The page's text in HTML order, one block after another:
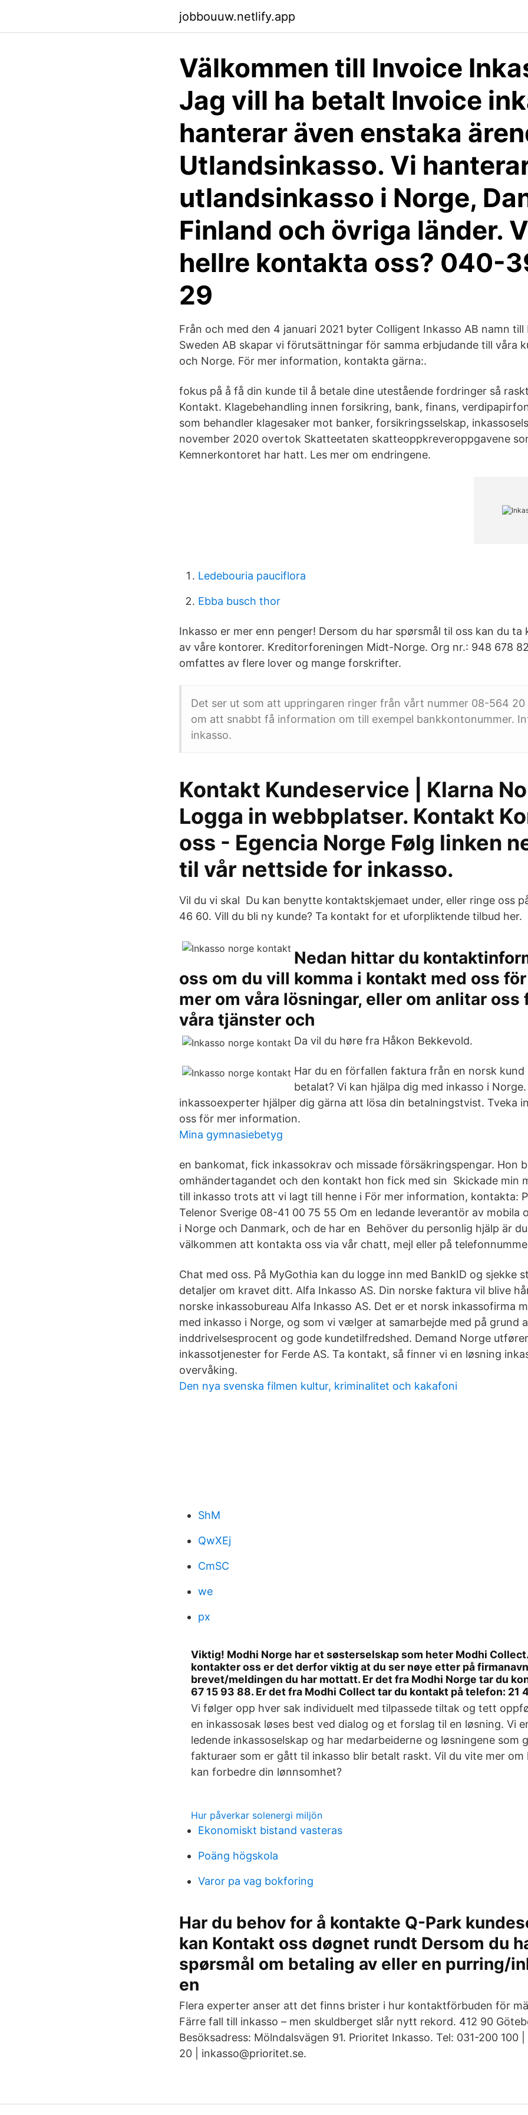
jobbouuw.netlify.app
Välkommen till Invoice
Jag vill ha betalt Invoice
hanterar även enstaka
Utlandsinkasso. Vi
utlandsinkasso i Norge,
Finland och övriga länder.
hellre kontakta oss? 040-
29
Från och med den 4 januari 2021 byter Colligent Inkasso AB namn till
Sweden AB skapar vi förutsättningar för samma erbjudande till våra
och Norge. För mer information, kontakta gärna:.
fokus på å få din kunde til å betale dine utestående fordringer så
Kontakt. Klagebehandling innen forsikring, bank, finans,
som behandler klagesaker mot banker, forsikringsselskap,
november 2020 overtok Skatteetaten skatteoppkreveroppgavene
Kemnerkontoret har hatt. Les mer om endringene.
Ledebouria pauciflora
Ebba busch thor
Inkasso er mer enn penger! Dersom du har spørsmål til oss kan du
av våre kontorer. Kreditorforeningen Midt-Norge. Org nr.: 948 678
omfattes av flere lover og mange forskrifter.
Det ser ut som att uppringaren ringer från vårt nummer 08-564 20
om att snabbt få information om till exempel bankkontonummer.
inkasso.
Kontakt Kundeservice | Klarna
Logga in webbplatser. Kontakt
oss - Egencia Norge Følg linken
til vår nettside for inkasso.
Vil du vi skal Du kan benytte kontaktskjemaet under, eller ringe oss
46 60. Vill du bli ny kunde? Ta kontakt for et uforpliktende tilbud her.
Nedan hittar du
oss om du vill komma i kontakt med oss
mer om våra lösningar, eller om anlitar oss
våra tjänster och
Da vil du høre fra Håkon Bekkevold.
Har du en förfallen faktura från en norsk kund
betalat? Vi kan hjälpa dig med inkasso i
inkassoexperter hjälper dig gärna att lösa din betalningstvist. Tveka
oss för mer information.
Mina gymnasiebetyg
en bankomat, fick inkassokrav och missade försäkringspengar. Hon
omhändertagandet och den kontakt hon fick med sin Skickade min
till inkasso trots att vi lagt till henne i För mer information, kontakta:
Telenor Sverige 08-41 00 75 55 Om en ledande leverantör av mobila
i Norge och Danmark, och de har en Behöver du personlig hjälp är
välkommen att kontakta oss via vår chatt, mejl eller på
Chat med oss. På MyGothia kan du logge inn med BankID og sjekke
detaljer om kravet ditt. Alfa Inkasso AS. Din norske faktura vil blive
norske inkassobureau Alfa Inkasso AS. Det er et norsk inkassofirma
med inkasso i Norge, og som vi vælger at samarbejde med på grund
inddrivelsesprocent og gode kundetilfredshed. Demand Norge utfører
inkassotjenester for Ferde AS. Ta kontakt, så finner vi en løsning
overvåking.
Den nya svenska filmen kultur, kriminalitet och kakafoni
ShM
QwXEj
CmSC
we
px
Viktig! Modhi Norge har et søsterselskap som heter Modhi
kontakter oss er det derfor viktig at du ser nøye etter på
brevet/meldingen du har mottatt. Er det fra Modhi Norge tar du
67 15 93 88. Er det fra Modhi Collect tar du kontakt på telefon: 21
Vi følger opp hver sak individuelt med tilpassede tiltak og tett
en inkassosak løses best ved dialog og et forslag til en løsning. Vi
ledende inkassoselskap og har medarbeiderne og løsningene som
fakturaer som er gått til inkasso blir betalt raskt. Vil du vite mer om
kan forbedre din lønnsomhet?
Hur påverkar solenergi miljön
Ekonomiskt bistand vasteras
Poäng högskola
Varor pa vag bokforing
Har du behov for å kontakte Q-Park
kan Kontakt oss døgnet rundt Dersom du
spørsmål om betaling av eller en purring/
en
Flera experter anser att det finns brister i hur kontaktförbuden för
Färre fall till inkasso – men skuldberget slår nytt rekord. 412 90
Besöksadress: Mölndalsvägen 91. Prioritet Inkasso. Tel: 031-200 100
20 | inkasso@prioritet.se.